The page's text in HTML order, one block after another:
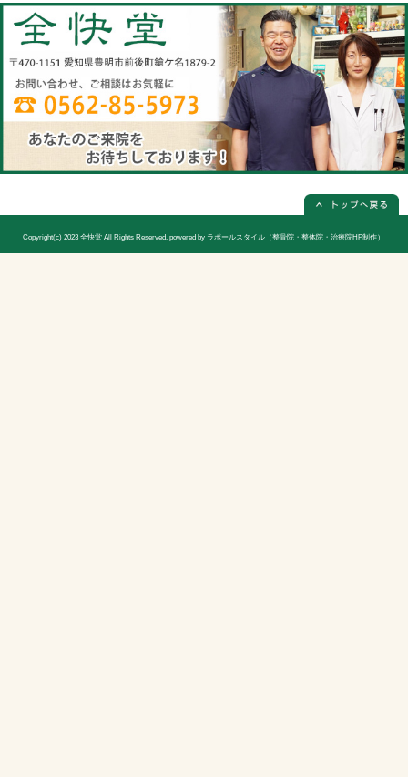
全快堂
〒470-1151 愛知県豊明市前後町鎗ケ
電話番号
0562-85-5973(電話予約は必ず必要に
休診日
日曜日(隔週)お休み